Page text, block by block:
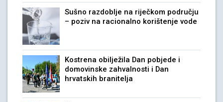
Sušno razdoblje na riječkom području
– poziv na racionalno korištenje vode
Kostrena obilježila Dan pobjede i
domovinske zahvalnosti i Dan
hrvatskih branitelja